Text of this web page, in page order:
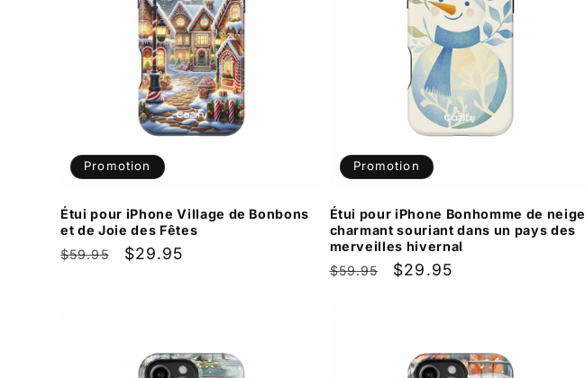
Promotion
Étui pour iPhone Village de Bonbons
et de Joie des Fêtes
Prix
$59.95
Prix
$29.95
Promotion
Étui pour iPhone Bonhomme de neige
charmant souriant dans un pays des
merveilles hivernal
Prix
$59.95
Prix
$29.95